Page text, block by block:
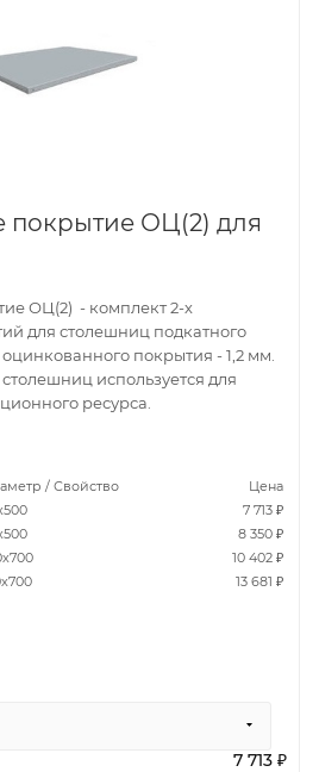
покрытие ОЦ(2) для
ОЦ(2) - комплект 2-х
для столешниц подкатного
покрытия - 1,2 мм.
используется для
ресурса.
/ Свойство
Цена
7 713 ₽
8 350 ₽
10 402 ₽
13 681 ₽
7 713 ₽